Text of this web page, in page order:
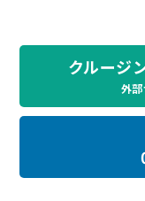
クルージ
外